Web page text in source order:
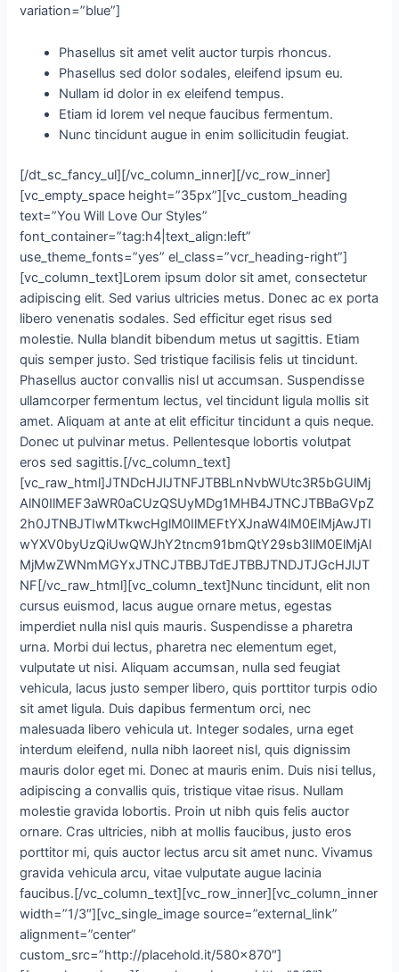
variation=”blue”]
Phasellus sit amet velit auctor turpis rhoncus.
Phasellus sed dolor sodales, eleifend ipsum eu.
Nullam id dolor in ex eleifend tempus.
Etiam id lorem vel neque faucibus fermentum.
Nunc tincidunt augue in enim sollicitudin feugiat.
[/dt_sc_fancy_ul][/vc_column_inner][/vc_row_inner]
[vc_empty_space height=”35px”][vc_custom_heading
text=”You Will Love Our Styles”
font_container=”tag:h4|text_align:left”
use_theme_fonts=”yes” el_class=”vcr_heading-right”]
[vc_column_text]Lorem ipsum dolor sit amet, consectetur
adipiscing elit. Sed varius ultricies metus. Donec ac ex porta
libero venenatis sodales. Sed efficitur eget risus sed
molestie. Nulla blandit bibendum metus ut sagittis. Etiam
quis semper justo. Sed tristique facilisis felis ut tincidunt.
Phasellus auctor convallis nisl ut accumsan. Suspendisse
ullamcorper fermentum lectus, vel tincidunt ligula mollis sit
amet. Aliquam at ante at elit efficitur tincidunt a quis neque.
Donec ut pulvinar metus. Pellentesque lobortis volutpat
eros sed sagittis.[/vc_column_text]
[vc_raw_html]JTNDcHJlJTNFJTBBLnNvbWUtc3R5bGUlMj
AlN0IlMEF3aWR0aCUzQSUyMDg1MHB4JTNCJTBBaGVpZ
2h0JTNBJTIwMTkwcHglM0IlMEFtYXJnaW4lM0ElMjAwJTI
wYXV0byUzQiUwQWJhY2tncm91bmQtY29sb3IlM0ElMjAl
MjMwZWNmMGYxJTNCJTBBJTdEJTBBJTNDJTJGcHJlJT
NF[/vc_raw_html][vc_column_text]Nunc tincidunt, elit non
cursus euismod, lacus augue ornare metus, egestas
imperdiet nulla nisl quis mauris. Suspendisse a pharetra
urna. Morbi dui lectus, pharetra nec elementum eget,
vulputate ut nisi. Aliquam accumsan, nulla sed feugiat
vehicula, lacus justo semper libero, quis porttitor turpis odio
sit amet ligula. Duis dapibus fermentum orci, nec
malesuada libero vehicula ut. Integer sodales, urna eget
interdum eleifend, nulla nibh laoreet nisl, quis dignissim
mauris dolor eget mi. Donec at mauris enim. Duis nisi tellus,
adipiscing a convallis quis, tristique vitae risus. Nullam
molestie gravida lobortis. Proin ut nibh quis felis auctor
ornare. Cras ultricies, nibh at mollis faucibus, justo eros
porttitor mi, quis auctor lectus arcu sit amet nunc. Vivamus
gravida vehicula arcu, vitae vulputate augue lacinia
faucibus.[/vc_column_text][vc_row_inner][vc_column_inner
width=”1/3″][vc_single_image source=”external_link”
alignment=”center”
custom_src=”http://placehold.it/580×870″]